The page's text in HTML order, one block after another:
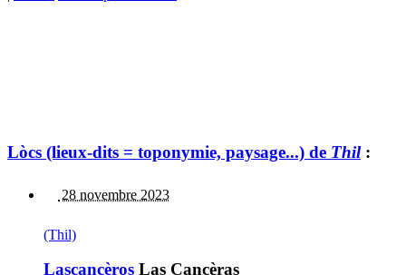
Lòcs (lieux-dits = toponymie, paysage...) de Thil:
28 novembre 2023
(Thil)
Lascancèros Las Cancèras